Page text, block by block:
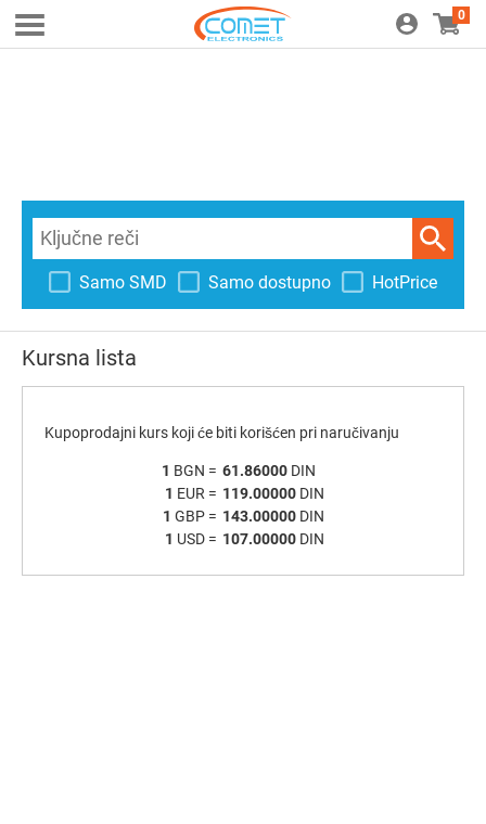
0
Samo SMD Samo dostupno HotPrice
Kursna lista
Kupoprodajni kurs koji će biti korišćen pri naručivanju
1 BGN = 61.86000 DIN
1 EUR = 119.00000 DIN
1 GBP = 143.00000 DIN
1 USD = 107.00000 DIN